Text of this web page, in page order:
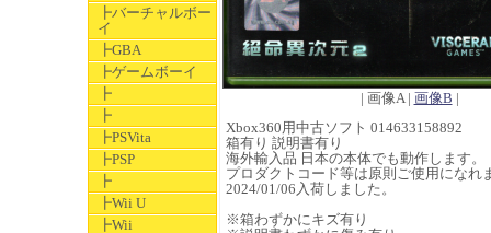
┣バーチャルボー
イ
┣GBA
┣ゲームボーイ
┣
┣
┣PSVita
┣PSP
┣
┣Wii U
┣Wii
| 画像A | 画像B |
Xbox360用中古ソフト 014633158892
箱有り 説明書有り
海外輸入品 日本の本体でも動作します。
プロダクトコード等は原則ご使用になれ
2024/01/06入荷しました。
※箱わずかにキズ有り